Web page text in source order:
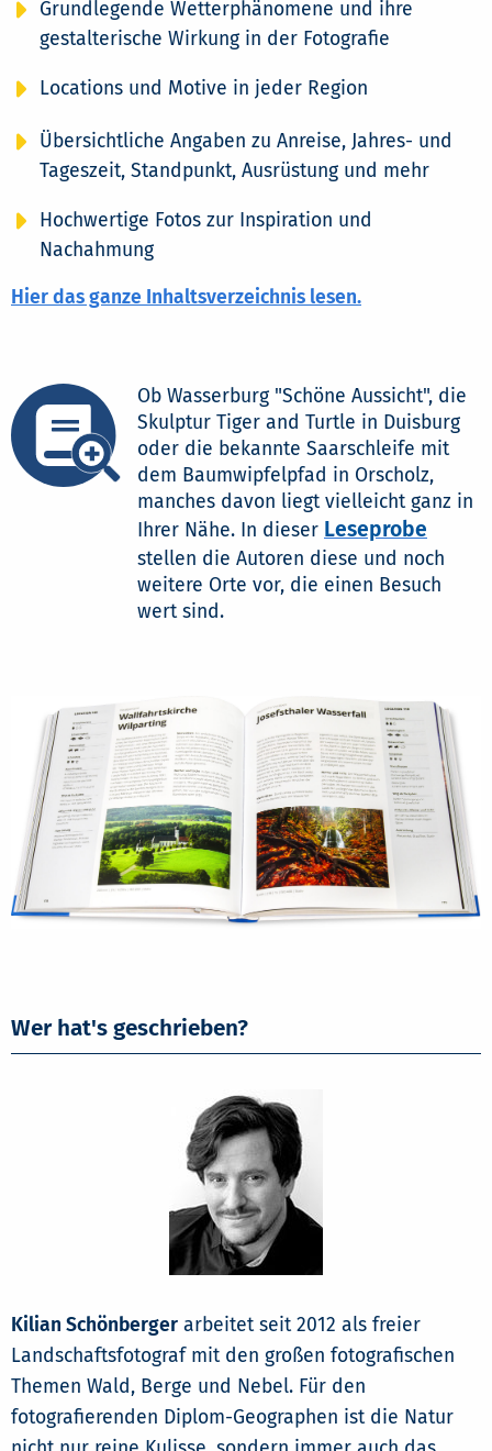
Grundlegende Wetterphänomene und ihre
gestalterische Wirkung in der Fotografie
Locations und Motive in jeder Region
Hier das ganze Inhaltsverzeichnis lesen.
Übersichtliche Angaben zu Anreise, Jahres- und
Tageszeit, Standpunkt, Ausrüstung und mehr
Hochwertige Fotos zur Inspiration und
Nachahmung
Ob Wasserburg "Schöne Aussicht", die
Skulptur Tiger and Turtle in Duisburg
oder die bekannte Saarschleife mit
dem Baumwipfelpfad in Orscholz,
manches davon liegt vielleicht ganz in
Ihrer Nähe. In dieser Leseprobe
stellen die Autoren diese und noch
weitere Orte vor, die einen Besuch
wert sind.
Wer hat's geschrieben?
Kilian Schönberger arbeitet seit 2012 als freier
Landschaftsfotograf mit den großen fotografischen
Themen Wald, Berge und Nebel. Für den
fotografierenden Diplom-Geographen ist die Natur